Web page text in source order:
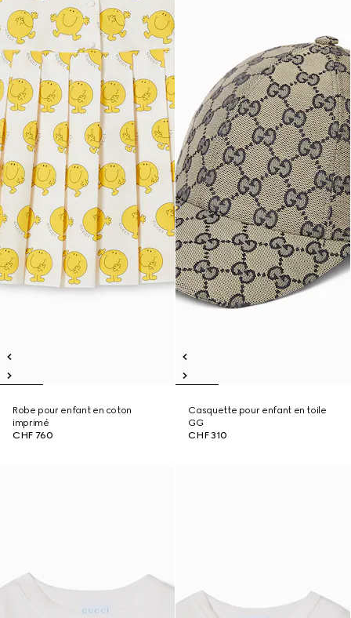
Robe pour enfant en coton
imprimé
CHF 760
Casquette pour enfant en toile
GG
CHF 310